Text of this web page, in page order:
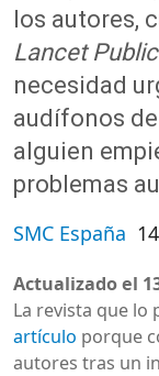
los autores,
Lancet
necesidad
audífonos
alguien
problemas
SMC España
Actualizado el
La revista que lo
artículo porque
autores tras un